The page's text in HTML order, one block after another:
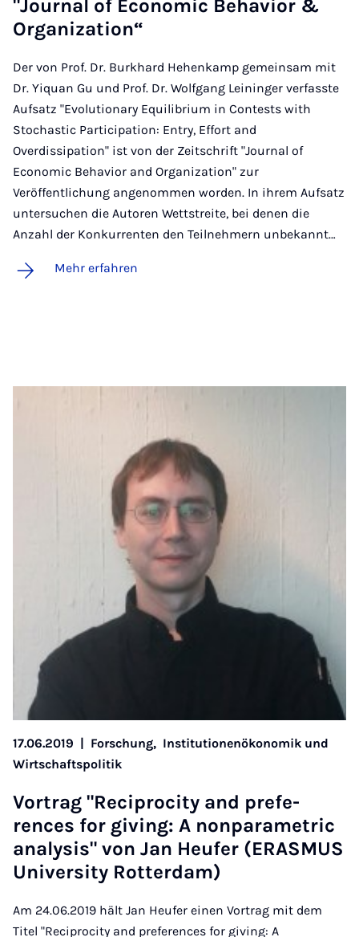
"Jour­nal of Eco­no­mic Be­ha­vi­or &
Or­ga­ni­za­ti­on“
Der von Prof. Dr. Burkhard Hehenkamp gemeinsam mit
Dr. Yiquan Gu und Prof. Dr. Wolfgang Leininger verfasste
Aufsatz "Evolutionary Equilibrium in Contests with
Stochastic Participation: Entry, Effort and
Overdissipation" ist von der Zeitschrift "Journal of
Economic Behavior and Organization" zur
Veröffentlichung angenommen worden. In ihrem Aufsatz
untersuchen die Autoren Wettstreite, bei denen die
Anzahl der Konkurrenten den Teilnehmern unbekannt…
Mehr erfahren
17.06.2019 | Forschung, Institutionenökonomik und
Wirtschaftspolitik
Vor­trag "Re­ci­pro­ci­ty and pre­fe­
rences for gi­ving: A non­pa­ra­me­tric
ana­ly­sis" von Jan Heu­fer (ERAS­MUS
Uni­ver­si­ty Rot­ter­dam)
Am 24.06.2019 hält Jan Heufer einen Vortrag mit dem
Titel "Reciprocity and preferences for giving: A